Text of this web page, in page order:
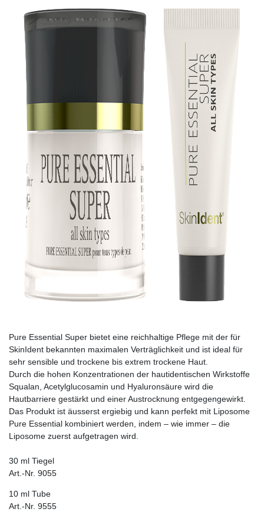
Pure Essential Super bietet eine reichhaltige Pflege mit der für
SkinIdent bekannten maximalen Verträglichkeit und ist ideal für
sehr sensible und trockene bis extrem trockene Haut.
Durch die hohen Konzentrationen der hautidentischen Wirkstoffe
Squalan, Acetylglucosamin und Hyaluronsäure wird die
Hautbarriere gestärkt und einer Austrocknung entgegengewirkt.
Das Produkt ist äusserst ergiebig und kann perfekt mit Liposome
Pure Essential kombiniert werden, indem – wie immer – die
Liposome zuerst aufgetragen wird.
30 ml Tiegel
Art.-Nr. 9055
10 ml Tube
Art.-Nr. 9555